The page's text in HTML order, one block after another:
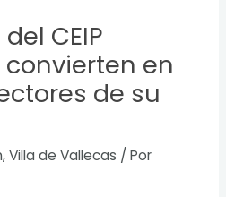
CEIP
en
de su
,Villa de Vallecas / Por